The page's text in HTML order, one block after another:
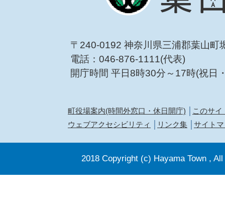
〒240-0192 神奈川県三浦郡葉山町
電話：046-876-1111(代表)
開庁時間 平日8時30分～17時(祝日
町役場案内(時間外窓口・休日開庁)
このサイ
ウェブアクセシビリティ
リンク集 サイト
2018 Copyright (c) Hayama Town ,